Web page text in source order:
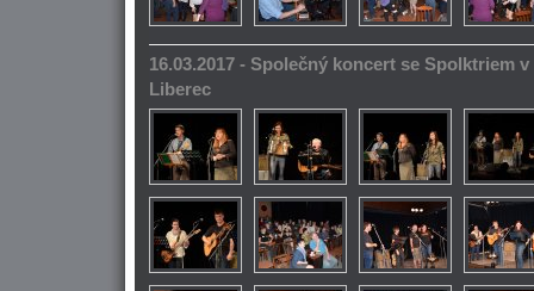
16.03.2017 - Společný koncert se Spolktriem
Liberec